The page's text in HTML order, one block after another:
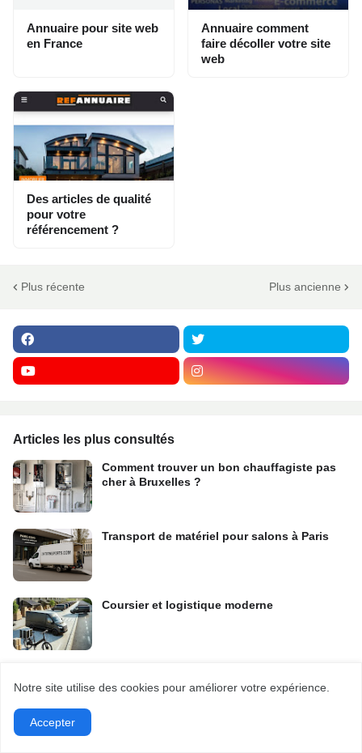
Annuaire pour site web
en France
Annuaire comment
faire décoller votre site
web
Des articles de qualité
pour votre
référencement ?
Plus récente Plus ancienne
Articles les plus consultés
Comment trouver un bon chauffagiste pas
cher à Bruxelles ?
Transport de matériel pour salons à Paris
Coursier et logistique moderne
Société
Notre site utilise des cookies pour améliorer votre expérience.
Accepter